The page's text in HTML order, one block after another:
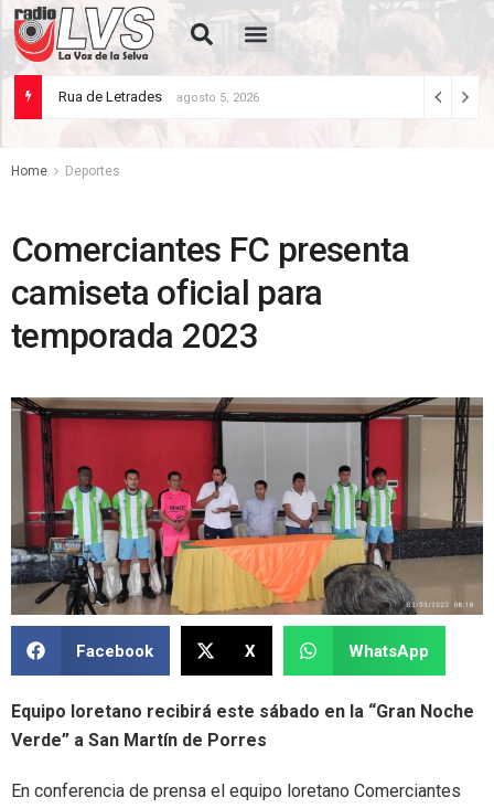
Rua de Letrades agosto 5, 2026
Home Deportes
Comerciantes FC presenta
camiseta oficial para
temporada 2023
Facebook X WhatsApp
Equipo loretano recibirá este sábado en la “Gran Noche
Verde” a San Martín de Porres
En conferencia de prensa el equipo loretano Comerciantes